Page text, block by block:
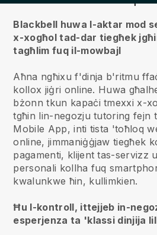
Blackbell huwa l-aktar mod
x-xogħol tad-dar tiegħek
tagħlim fuq il-mowbajl
Aħna ngħixu f'dinja b'ritmu
kollox jiġri online. Huwa
bżonn tkun kapaċi tmexxi x-
tgħin lin-negozju tutoring fejn
Mobile App, inti tista 'toħloq
online, jimmaniġġjaw tiegħek
pagamenti, klijent tas-servizz
personali kollha fuq
kwalunkwe ħin, kullimkien.
Ħu l-kontroll, ittejjeb in-
esperjenza ta 'klassi dinjija